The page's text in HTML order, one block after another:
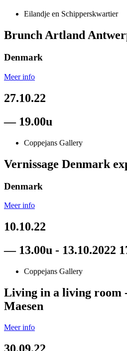
Eilandje en Schipperskwartier
Brunch Artland
Denmark
Meer info
27.10.22
— 19.00u
Coppejans Gallery
Vernissage Denmark
Denmark
Meer info
10.10.22
— 13.00u - 13.10.2022
Coppejans Gallery
Living in a living room
Maesen
Meer info
30.09.22